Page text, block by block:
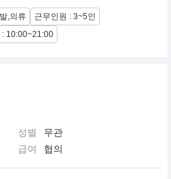
해 지속적인 혁신을 통한
을 바탕으로
브랜드 입니다.
,의류
근무인원 : 3~5인
: 10:00~21:00
성별
무관
급여 협의